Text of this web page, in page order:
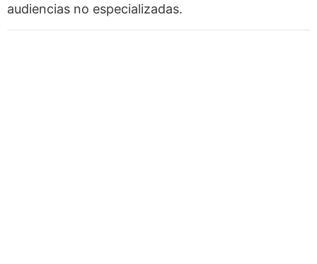
audiencias no especializadas.